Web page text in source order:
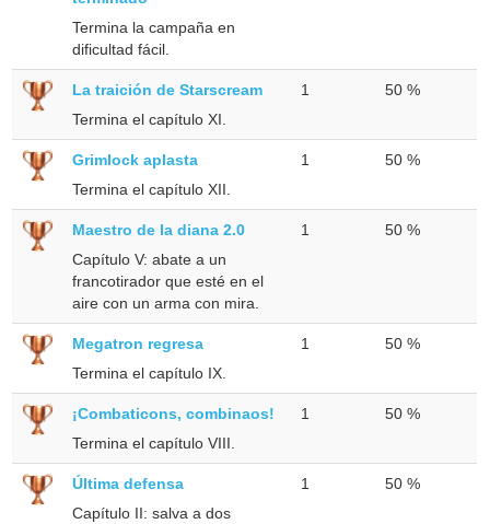
Termina la campaña en
dificultad fácil.
La traición de Starscream
Termina el capítulo XI.
1 50 %
Grimlock aplasta
Termina el capítulo XII.
1 50 %
Maestro de la diana 2.0
Capítulo V: abate a un
francotirador que esté en el
aire con un arma con mira.
1 50 %
Megatron regresa
Termina el capítulo IX.
1 50 %
¡Combaticons, combinaos!
Termina el capítulo VIII.
1 50 %
Última defensa
Capítulo II: salva a dos
1 50 %